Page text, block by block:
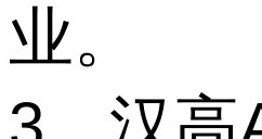
业。